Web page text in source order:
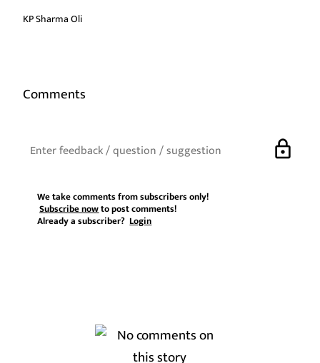
KP Sharma Oli
Comments
lock
We take comments from subscribers only!
Subscribe nowto post comments!
Already a subscriber?Login